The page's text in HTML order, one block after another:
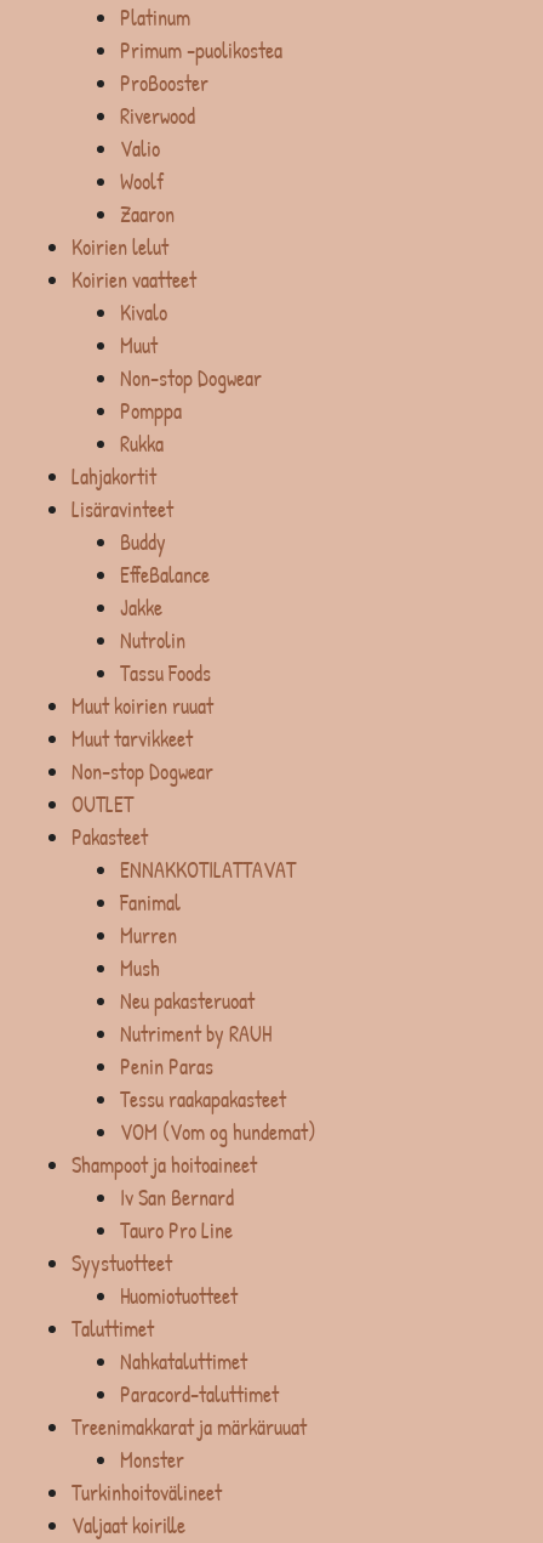
Platinum
Primum -puolikostea
ProBooster
Riverwood
Valio
Woolf
Zaaron
Koirien lelut
Koirien vaatteet
Kivalo
Muut
Non-stop Dogwear
Pomppa
Rukka
Lahjakortit
Lisäravinteet
Buddy
EffeBalance
Jakke
Nutrolin
Tassu Foods
Muut koirien ruuat
Muut tarvikkeet
Non-stop Dogwear
OUTLET
Pakasteet
ENNAKKOTILATTAVAT
Fanimal
Murren
Mush
Neu pakasteruoat
Nutriment by RAUH
Penin Paras
Tessu raakapakasteet
VOM (Vom og hundemat)
Shampoot ja hoitoaineet
Iv San Bernard
Tauro Pro Line
Syystuotteet
Huomiotuotteet
Taluttimet
Nahkataluttimet
Paracord-taluttimet
Treenimakkarat ja märkäruuat
Monster
Turkinhoitovälineet
Valjaat koirille